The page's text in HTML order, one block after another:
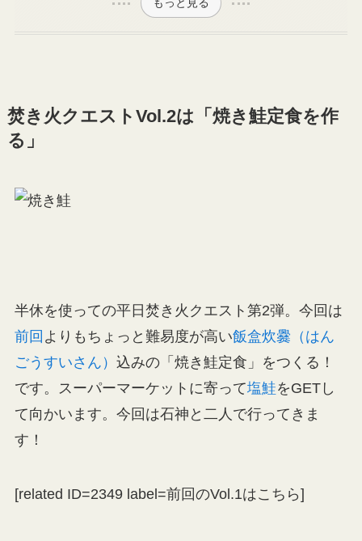
焚き火クエストVol.2は「焼き鮭定食を作
る」
半休を使っての平日焚き火クエスト第2弾。今回は
前回 よりもちょっと難易度が高い飯盒炊爨（はん
ごうすいさん） 込みの「焼き鮭定食」をつくる！
です。スーパーマーケットに寄って塩鮭をGETし
て向かいます。今回は石神と二人で行ってきま
す！
[related ID=2349 label=前回のVol.1はこちら]